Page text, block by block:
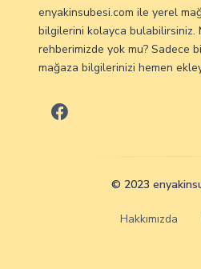
enyakinsubesi.com ile yerel
bilgilerini kolayca bulabilirsiniz.
rehberimizde yok mu? Sadece
mağaza bilgilerinizi hemen
© 2023
Hakkımızda